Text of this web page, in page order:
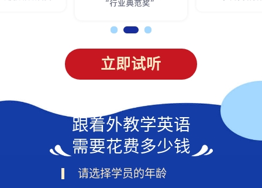
立即试听
跟着外教学英语
需要花费多少钱
请选择学员的年龄